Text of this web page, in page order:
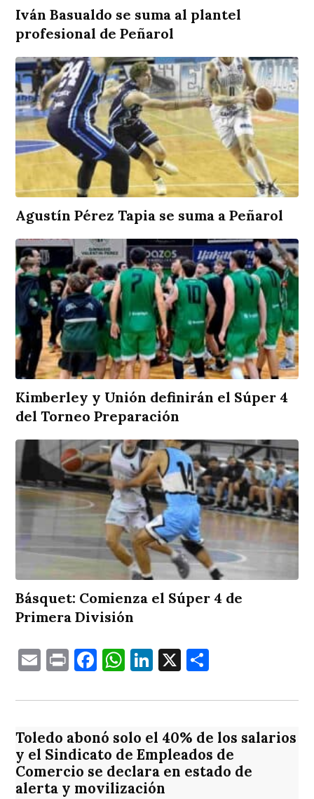
Iván Basualdo se suma al plantel
profesional de Peñarol
Agustín Pérez Tapia se suma a Peñarol
Kimberley y Unión definirán el Súper 4
del Torneo Preparación
Básquet: Comienza el Súper 4 de
Primera División
EmailPrintFacebook
WhatsApp
LinkedIn
X
Toledo abonó solo el 40% de los salarios
y el Sindicato de Empleados de
Comercio se declara en estado de
alerta y movilización